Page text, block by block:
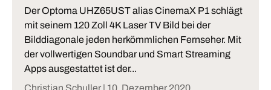
Der Optoma UHZ65UST alias CinemaX P1 schlägt
mit seinem 120 Zoll 4K Laser TV Bild bei der
Bilddiagonale jeden herkömmlichen Fernseher. Mit
der vollwertigen Soundbar und Smart Streaming
Apps ausgestattet ist der...
Christian Schuller | 10. Dezember 2020